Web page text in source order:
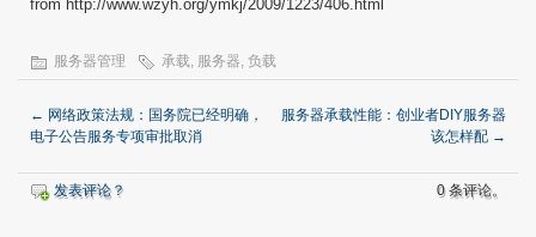
from http://www.wzyh.org/ymkj/2009/1223/406.html
服务器管理 承载, 服务器, 负载
← 网络政策法规：国务院已经明确，
电子公告服务专项审批取消
服务器承载性能：创业者DIY服务器
该怎样配 →
发表评论？ 0 条评论。